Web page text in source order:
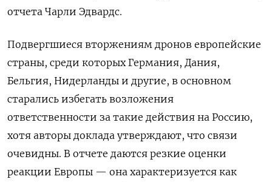
отчета Чарли Эдвардс.
Подвергшиеся вторжениям дронов европейские
страны, среди которых Германия, Дания,
Бельгия, Нидерланды и другие, в основном
старались избегать возложения
ответственности за такие действия на Россию,
хотя авторы доклада утверждают, что связи
очевидны. В отчете даются резкие оценки
реакции Европы — она характеризуется как